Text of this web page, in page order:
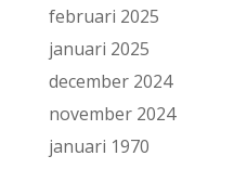
februari 2025
januari 2025
december 2024
november 2024
januari 1970